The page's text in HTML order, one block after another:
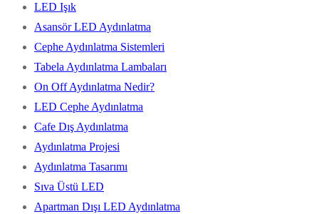
LED Işık
Asansör LED Aydınlatma
Cephe Aydınlatma Sistemleri
Tabela Aydınlatma Lambaları
On Off Aydınlatma Nedir?
LED Cephe Aydınlatma
Cafe Dış Aydınlatma
Aydınlatma Projesi
Aydınlatma Tasarımı
Sıva Üstü LED
Apartman Dışı LED Aydınlatma